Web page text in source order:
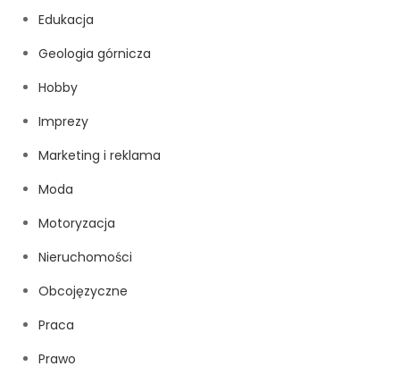
Edukacja
Geologia górnicza
Hobby
Imprezy
Marketing i reklama
Moda
Motoryzacja
Nieruchomości
Obcojęzyczne
Praca
Prawo